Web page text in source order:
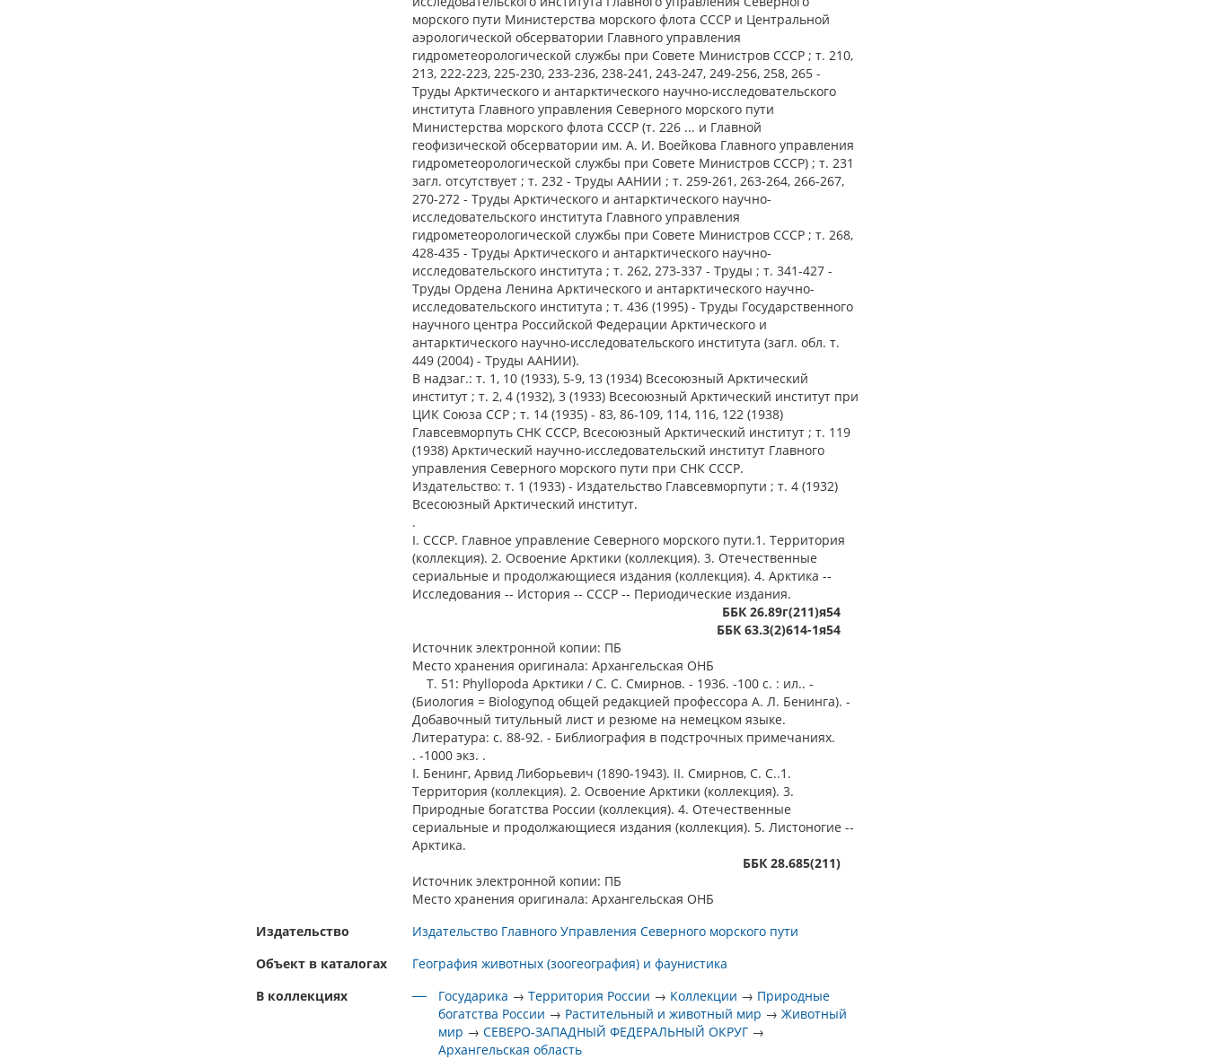
морского пути Министерства морского флота СССР и Центральной
аэрологической обсерватории Главного управления
гидрометеорологической службы при Совете Министров СССР ; т. 210,
213, 222-223, 225-230, 233-236, 238-241, 243-247, 249-256, 258, 265 -
Труды Арктического и антарктического научно-исследовательского
института Главного управления Северного морского пути
Министерства морского флота СССР (т. 226 ... и Главной
геофизической обсерватории им. А. И. Воейкова Главного управления
гидрометеорологической службы при Совете Министров СССР) ; т. 231
загл. отсутствует ; т. 232 - Труды ААНИИ ; т. 259-261, 263-264, 266-267,
270-272 - Труды Арктического и антарктического научно-
исследовательского института Главного управления
гидрометеорологической службы при Совете Министров СССР ; т. 268,
428-435 - Труды Арктического и антарктического научно-
исследовательского института ; т. 262, 273-337 - Труды ; т. 341-427 -
Труды Ордена Ленина Арктического и антарктического научно-
исследовательского института ; т. 436 (1995) - Труды Государственного
научного центра Российской Федерации Арктического и
антарктического научно-исследовательского института (загл. обл. т.
449 (2004) - Труды ААНИИ).
В надзаг.: т. 1, 10 (1933), 5-9, 13 (1934) Всесоюзный Арктический
институт ; т. 2, 4 (1932), 3 (1933) Всесоюзный Арктический институт при
ЦИК Союза ССР ; т. 14 (1935) - 83, 86-109, 114, 116, 122 (1938)
Главсевморпуть СНК СССР, Всесоюзный Арктический институт ; т. 119
(1938) Арктический научно-исследовательский институт Главного
управления Северного морского пути при СНК СССР.
Издательство: т. 1 (1933) - Издательство Главсевморпути ; т. 4 (1932)
Всесоюзный Арктический институт.
.
I. СССР. Главное управление Северного морского пути.1. Территория
(коллекция). 2. Освоение Арктики (коллекция). 3. Отечественные
сериальные и продолжающиеся издания (коллекция). 4. Арктика --
Исследования -- История -- СССР -- Периодические издания.
ББК 26.89г(211)я54
ББК 63.3(2)614-1я54
Источник электронной копии: ПБ
Место хранения оригинала: Архангельская ОНБ
Т. 51: Phyllopoda Арктики / С. С. Смирнов. - 1936. -100 с. : ил.. -
(Биология = Biologyпод общей редакцией профессора А. Л. Бенинга). -
Добавочный титульный лист и резюме на немецком языке.
Литература: с. 88-92. - Библиография в подстрочных примечаниях.
. -1000 экз. .
I. Бенинг, Арвид Либорьевич (1890-1943). II. Смирнов, С. С..1.
Территория (коллекция). 2. Освоение Арктики (коллекция). 3.
Природные богатства России (коллекция). 4. Отечественные
сериальные и продолжающиеся издания (коллекция). 5. Листоногие --
Арктика.
ББК 28.685(211)
Источник электронной копии: ПБ
Место хранения оригинала: Архангельская ОНБ
Издательство
Издательство Главного Управления Северного морского пути
Объект в каталогах
География животных (зоогеография) и фаунистика
В коллекциях
Государика →Территория России → Коллекции → Природные
богатства России → Растительный и животный мир →Животный
мир →СЕВЕРО-ЗАПАДНЫЙ ФЕДЕРАЛЬНЫЙ ОКРУГ →
Архангельская область